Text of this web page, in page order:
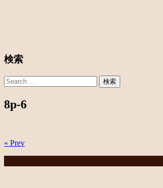
検索
8p-6
« Prev